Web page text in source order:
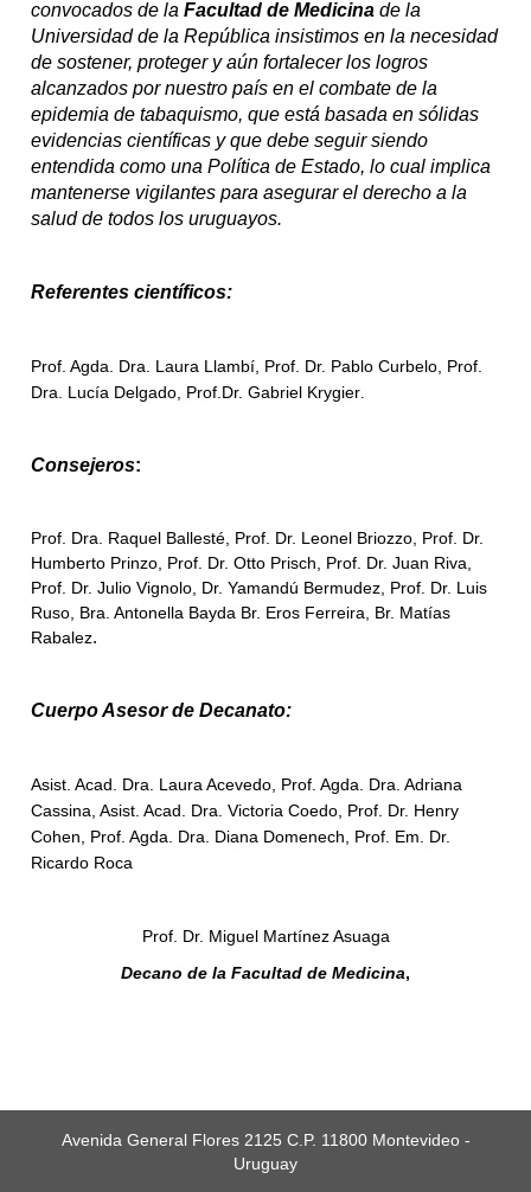
convocados de laFacultad de Medicina de la
Universidad de la República insistimos en la necesidad
de sostener, proteger y aún fortalecer los logros
alcanzados por nuestro país en el combate de la
epidemia de tabaquismo, que está basada en sólidas
evidencias científicas y que debe seguir siendo
entendida como una Política de Estado, lo cual implica
mantenerse vigilantes para asegurar el derecho a la
salud de todos los uruguayos.
Referentes científicos:
Prof. Agda. Dra. Laura Llambí, Prof. Dr. Pablo Curbelo, Prof.
Dra. Lucía Delgado, Prof.Dr. Gabriel Krygier.
Consejeros:
Prof. Dra. Raquel Ballesté, Prof. Dr. Leonel Briozzo, Prof. Dr.
Humberto Prinzo, Prof. Dr. Otto Prisch, Prof. Dr. Juan Riva,
Prof. Dr. Julio Vignolo, Dr. Yamandú Bermudez, Prof. Dr. Luis
Ruso, Bra. Antonella Bayda Br. Eros Ferreira, Br. Matías
Rabalez.
Cuerpo Asesor de Decanato:
Asist. Acad. Dra. Laura Acevedo, Prof. Agda. Dra. Adriana
Cassina, Asist. Acad. Dra. Victoria Coedo, Prof. Dr. Henry
Cohen, Prof. Agda. Dra. Diana Domenech, Prof. Em. Dr.
Ricardo Roca
Prof. Dr. Miguel Martínez Asuaga
Decano de la Facultad de Medicina,
Avenida General Flores 2125 C.P. 11800 Montevideo -
Uruguay